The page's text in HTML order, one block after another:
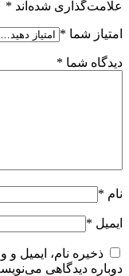
علامت‌گذاری شده‌اند *
امتیاز شما *
دیدگاه شما *
نام *
ایمیل *
ذخیره نام، ایمیل
دوباره دیدگاهی